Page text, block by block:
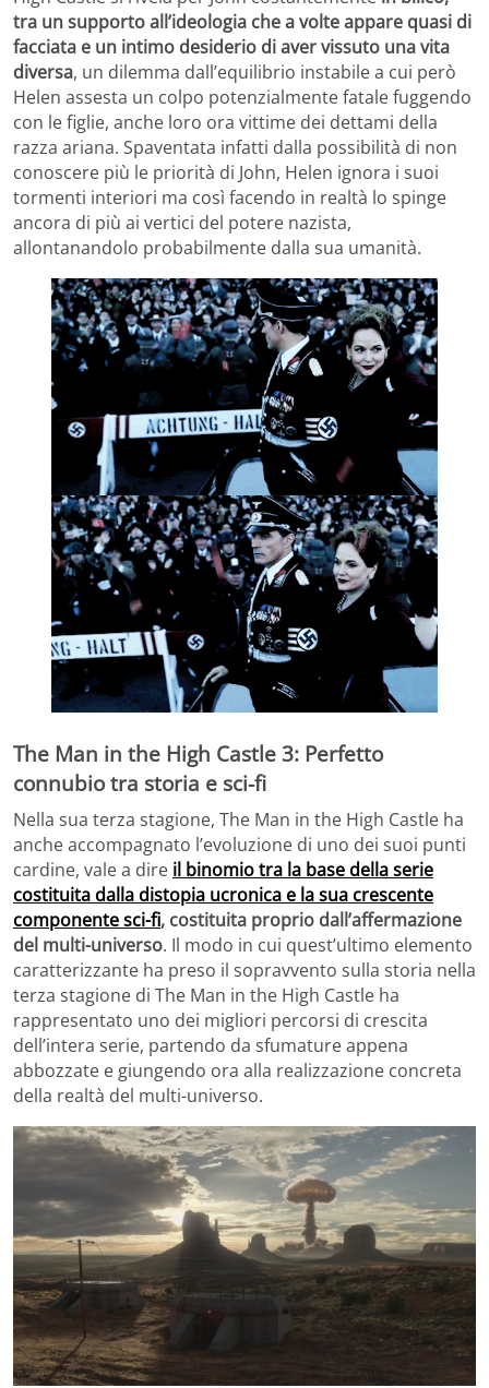
tra un supporto all’ideologia che a volte appare quasi di
facciata e un intimo desiderio di aver vissuto una vita
diversa, un dilemma dall’equilibrio instabile a cui però
Helen assesta un colpo potenzialmente fatale fuggendo
con le figlie, anche loro ora vittime dei dettami della
razza ariana. Spaventata infatti dalla possibilità di non
conoscere più le priorità di John, Helen ignora i suoi
tormenti interiori ma così facendo in realtà lo spinge
ancora di più ai vertici del potere nazista,
allontanandolo probabilmente dalla sua umanità.
The Man in the High Castle 3: Perfetto
connubio tra storia e sci-fi
Nella sua terza stagione, The Man in the High Castle ha
anche accompagnato l’evoluzione di uno dei suoi punti
cardine, vale a dire il binomio tra la base della serie
costituita dalla distopia ucronica e la sua crescente
componente sci-fi, costituita proprio dall’affermazione
del multi-universo. Il modo in cui quest’ultimo elemento
caratterizzante ha preso il sopravvento sulla storia nella
terza stagione di The Man in the High Castle ha
rappresentato uno dei migliori percorsi di crescita
dell’intera serie, partendo da sfumature appena
abbozzate e giungendo ora alla realizzazione concreta
della realtà del multi-universo.